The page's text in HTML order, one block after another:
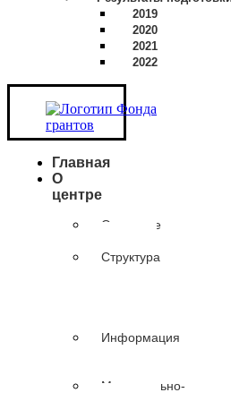
2019
2020
2021
2022
Главная
О
центре
Основные
Структура
Информация
Материально-